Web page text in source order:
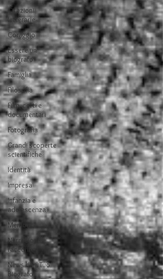
Citazioni
letterarie
Coraggio
Essere un
biografo
Famiglia
Filosofia
Film, corti e
documentari
Fotografia
Grandi scoperte
scientifiche
Identità
Impresa
Infanzia e
adolescenza
Memoria
Narrazione e
racconto
News da Il Tuo
Biografo